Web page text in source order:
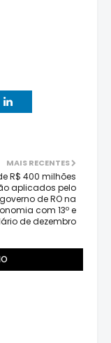
MAIS RECENTES
R$ 400 milhões
aplicados pelo
governo de RO na
com 13º e
de dezembro